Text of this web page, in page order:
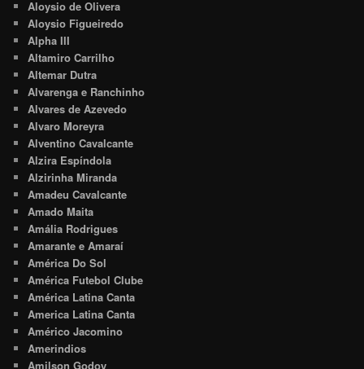
Aloysio de Olivera
Aloysio Figueiredo
Alpha III
Altamiro Carrilho
Altemar Dutra
Alvarenga e Ranchinho
Alvares de Azevedo
Alvaro Moreyra
Alventino Cavalcante
Alzira Espíndola
Alzirinha Miranda
Amadeu Cavalcante
Amado Maita
Amália Rodrigues
Amarante e Amaraí
América Do Sol
América Futebol Clube
América Latina Canta
America Latina Canta
Américo Jacomino
Amerindios
Amilson Godoy